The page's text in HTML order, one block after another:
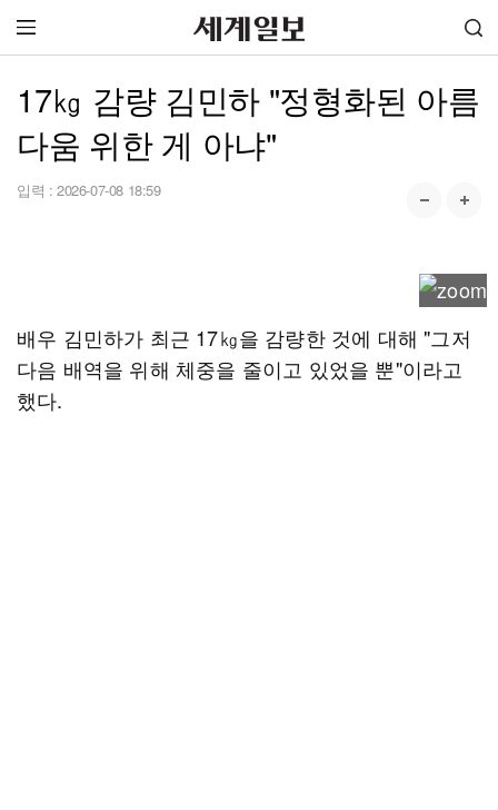
17㎏ 감량 김민하 "정형화된 아름
다움 위한 게 아냐"
입력 : 2026-07-08 18:59
배우 김민하가 최근 17㎏을 감량한 것에 대해 "그저
다음 배역을 위해 체중을 줄이고 있었을 뿐"이라고
했다.